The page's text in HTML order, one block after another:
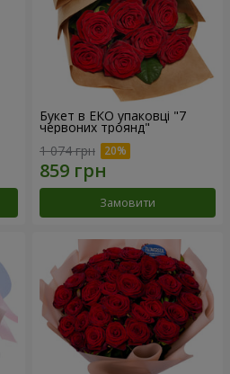
Букет в ЕКО упаковці "7
червоних троянд"
1 074 грн
Замовити